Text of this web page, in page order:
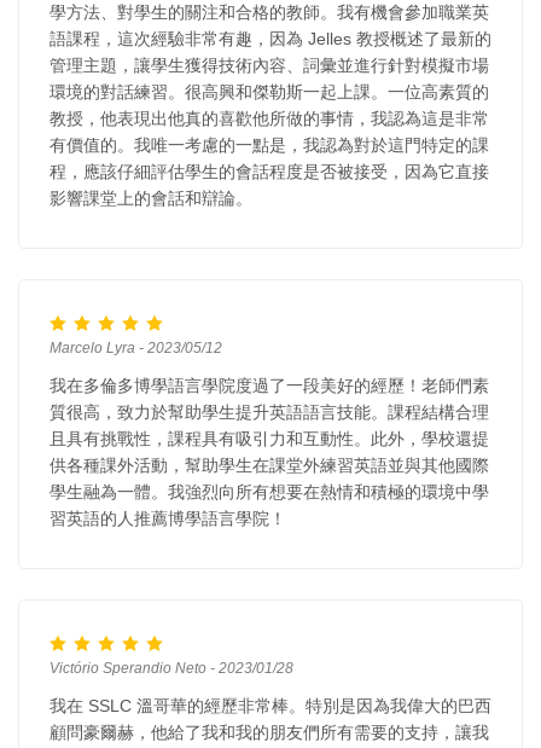
學方法、對學生的關注和合格的教師。我有機會參加職業英
語課程，這次經驗非常有趣，因為 Jelles 教授概述了最新的
管理主題，讓學生獲得技術內容、詞彙並進行針對模擬市場
環境的對話練習。很高興和傑勒斯一起上課。一位高素質的
教授，他表現出他真的喜歡他所做的事情，我認為這是非常
有價值的。我唯一考慮的一點是，我認為對於這門特定的課
程，應該仔細評估學生的會話程度是否被接受，因為它直接
影響課堂上的會話和辯論。
Marcelo Lyra - 2023/05/12
我在多倫多博學語言學院度過了一段美好的經歷！老師們素
質很高，致力於幫助學生提升英語語言技能。課程結構合理
且具有挑戰性，課程具有吸引力和互動性。此外，學校還提
供各種課外活動，幫助學生在課堂外練習英語並與其他國際
學生融為一體。我強烈向所有想要在熱情和積極的環境中學
習英語的人推薦博學語言學院！
Victório Sperandio Neto - 2023/01/28
我在 SSLC 溫哥華的經歷非常棒。特別是因為我偉大的巴西
顧問豪爾赫，他給了我和我的朋友們所有需要的支持，讓我